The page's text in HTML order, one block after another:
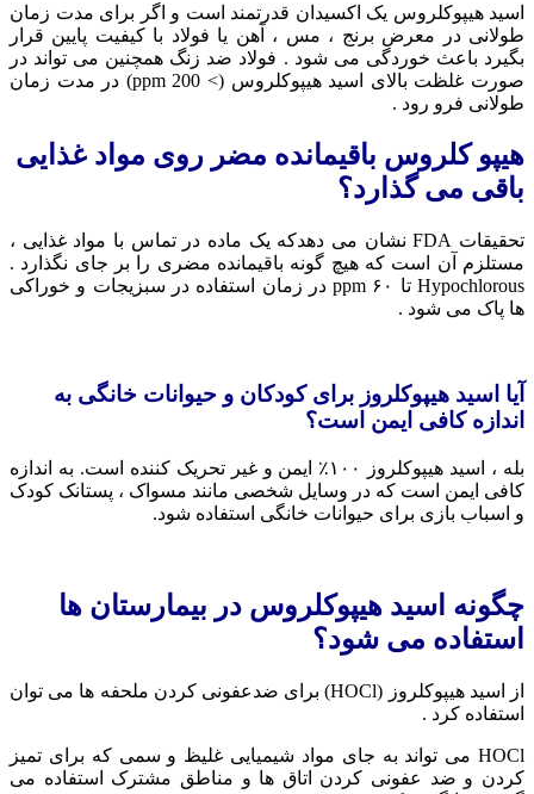
اسید هیپوکلروس یک اکسیدان قدرتمند است و اگر برای مدت زمان
طولانی در معرض برنج ، مس ، آهن یا فولاد با کیفیت پایین قرار
بگیرد باعث خوردگی می شود . فولاد ضد زنگ همچنین می تواند در
صورت غلظت بالای اسید هیپوکلروس (> 200 ppm) در مدت زمان
طولانی فرو رود .
هیپو کلروس باقیمانده مضر روی مواد غذایی
باقی می گذارد؟
تحقیقات FDA نشان می دهدکه یک ماده در تماس با مواد غذایی ،
مستلزم آن است که هیچ گونه باقیمانده مضری را بر جای نگذارد .
Hypochlorous تا ۶۰ ppm در زمان استفاده در سبزیجات و خوراکی
ها پاک می شود .
آیا اسید هیپوکلروز برای کودکان و حیوانات خانگی به
اندازه کافی ایمن است؟
بله ، اسید هیپوکلروز ۱۰۰٪ ایمن و غیر تحریک کننده است. به اندازه
کافی ایمن است که در وسایل شخصی مانند مسواک ، پستانک کودک
و اسباب بازی برای حیوانات خانگی استفاده شود.
چگونه اسید هیپوکلروس در بیمارستان ها
استفاده می شود؟
از اسید هیپوکلروز (HOCl) برای ضدعفونی کردن ملحفه ها می توان
استفاده کرد .
HOCl می تواند به جای مواد شیمیایی غلیظ و سمی که برای تمیز
کردن و ضد عفونی کردن اتاق ها و مناطق مشترک استفاده می